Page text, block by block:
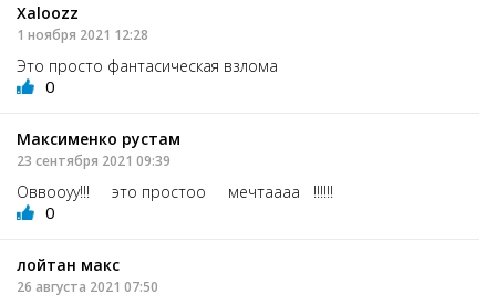
Xaloozz
1 ноября 2021 12:28
Это просто фантасическая взлома
0
Максименко рустам
23 сентября 2021 09:39
Оввооуу!!! это простоо мечтаааа !!!!!!
0
лойтан макс
26 августа 2021 07:50